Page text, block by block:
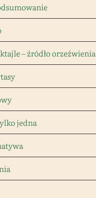
– źródło orzeźwienia
jedna